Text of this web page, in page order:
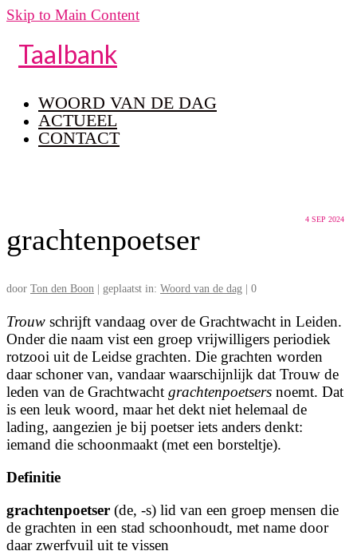
Skip to Main Content
Taalbank
WOORD VAN DE DAG
ACTUEEL
CONTACT
4 SEP 2024
grachtenpoetser
door Ton den Boon geplaatst in: Woord van de dag 0
Trouw schrijft vandaag over de Grachtwacht in Leiden.
Onder die naam vist een groep vrijwilligers periodiek
rotzooi uit de Leidse grachten. Die grachten worden
daar schoner van, vandaar waarschijnlijk dat Trouw de
leden van de Grachtwacht grachtenpoetsers noemt. Dat
is een leuk woord, maar het dekt niet helemaal de
lading, aangezien je bij poetser iets anders denkt:
iemand die schoonmaakt (met een borsteltje).
Definitie
grachtenpoetser (de, -s) lid van een groep mensen die
de grachten in een stad schoonhoudt, met name door
daar zwerfvuil uit te vissen